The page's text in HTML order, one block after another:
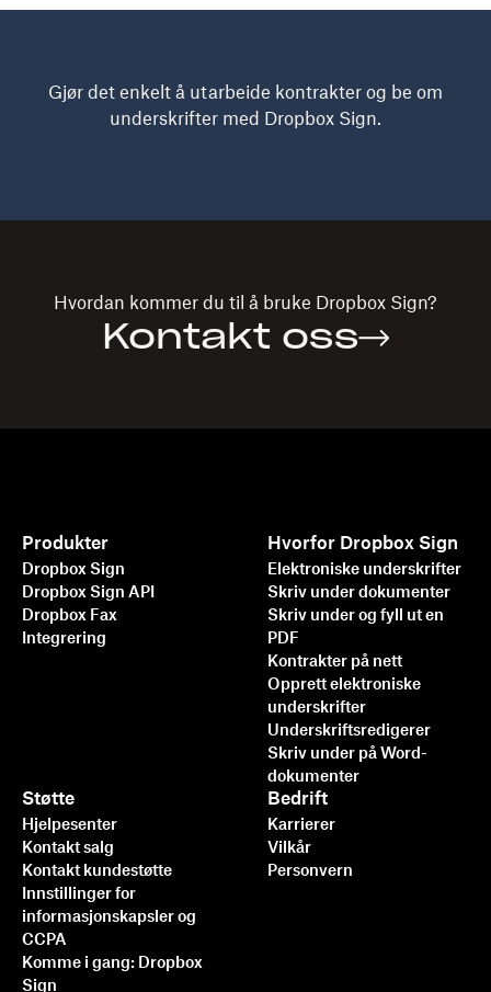
Gjør det enkelt å utarbeide kontrakter og be om
underskrifter med Dropbox Sign.
Hvordan kommer du til å bruke Dropbox Sign?
Kontakt oss
Produkter
Dropbox Sign
Dropbox Sign API
Dropbox Fax
Integrering
Hvorfor Dropbox Sign
Elektroniske underskrifter
Skriv under dokumenter
Skriv under og fyll ut en
PDF
Kontrakter på nett
Opprett elektroniske
underskrifter
Underskriftsredigerer
Skriv under på Word-
dokumenter
Støtte
Hjelpesenter
Kontakt salg
Kontakt kundestøtte
Innstillinger for
informasjonskapsler og
CCPA
Komme i gang: Dropbox
Sign
Bedrift
Karrierer
Vilkår
Personvern